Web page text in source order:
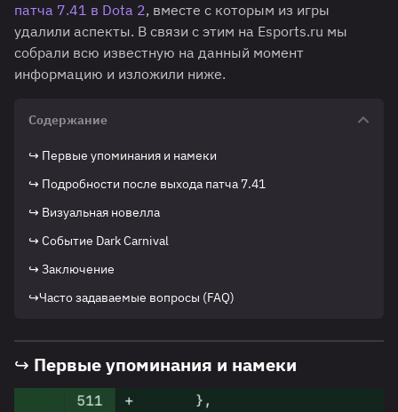
патча 7.41 в Dota 2, вместе с которым из игры
удалили аспекты. В связи с этим на Esports.ru мы
собрали всю известную на данный момент
информацию и изложили ниже.
Содержание
↪ Первые упоминания и намеки
↪ Подробности после выхода патча 7.41
↪ Визуальная новелла
↪ Событие Dark Carnival
↪ Заключение
↪Часто задаваемые вопросы (FAQ)
↪ Первые упоминания и намеки